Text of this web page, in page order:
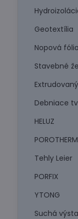
Geotextília
Nopová fólia
Stavebné
Debniace
HELUZ
POROTHERM
Tehly Leier
PORFIX
YTONG
Suchá